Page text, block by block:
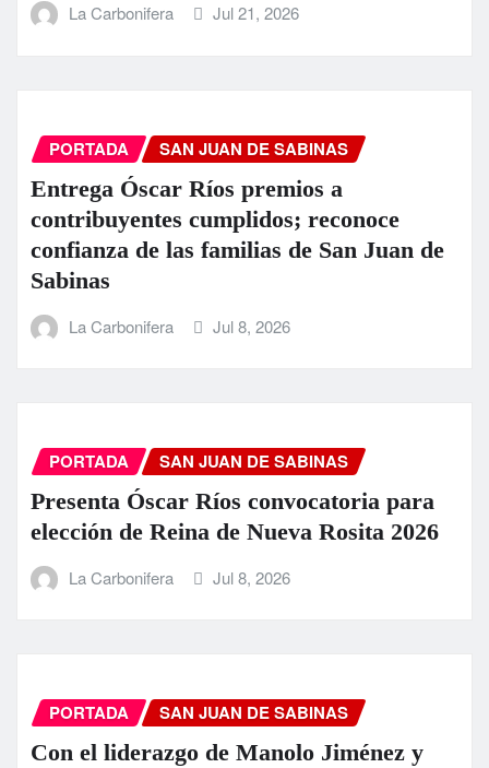
La Carbonifera Jul 21, 2026
PORTADA SAN JUAN DE SABINAS
Entrega Óscar Ríos premios a
contribuyentes cumplidos; reconoce
confianza de las familias de San Juan de
Sabinas
La Carbonifera Jul 8, 2026
PORTADA SAN JUAN DE SABINAS
Presenta Óscar Ríos convocatoria para
elección de Reina de Nueva Rosita 2026
La Carbonifera Jul 8, 2026
PORTADA SAN JUAN DE SABINAS
Con el liderazgo de Manolo Jiménez y